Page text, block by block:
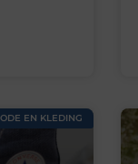
EN KLEDING